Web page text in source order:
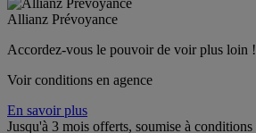
Allianz Prévoyance
Accordez-vous le pouvoir de voir plus loin !
Voir conditions en agence
En savoir plus
Jusqu'à 3 mois offerts, soumise à conditions